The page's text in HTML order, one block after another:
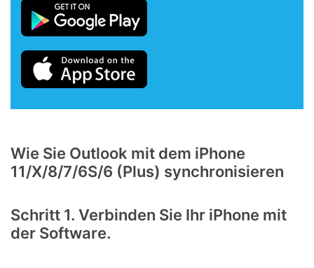
Wie Sie Outlook mit dem iPhone
11/X/8/7/6S/6 (Plus) synchronisieren
Schritt 1. Verbinden Sie Ihr iPhone mit
der Software.